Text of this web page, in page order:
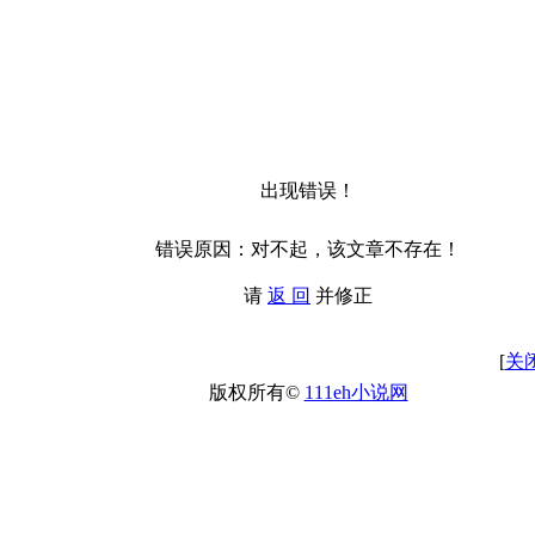
出现错误！
错误原因：对不起，该文章不存在！
请 返 回 并修正
[关
版权所有© 111eh小说网